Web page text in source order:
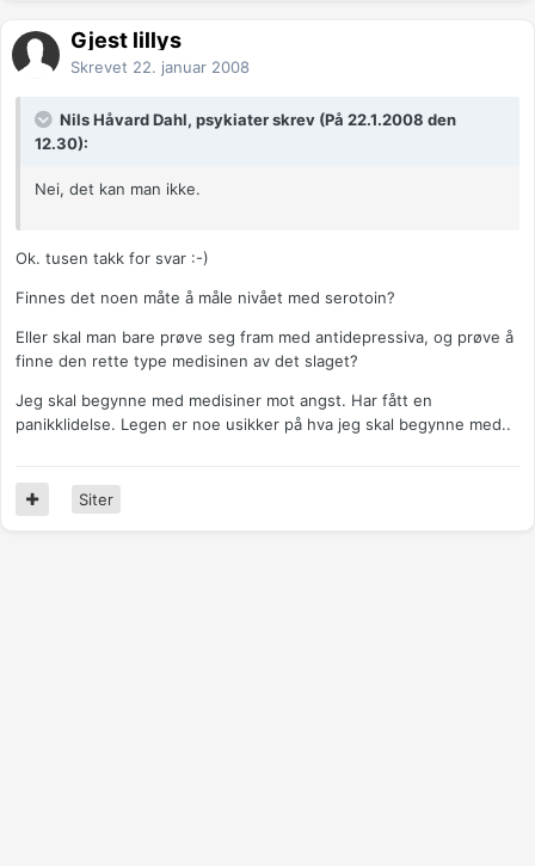
Gjest lillys
Skrevet 22. januar 2008
Nils Håvard Dahl, psykiater skrev (På 22.1.2008 den
12.30):
Nei, det kan man ikke.
Ok. tusen takk for svar :-)
Finnes det noen måte å måle nivået med serotoin?
Eller skal man bare prøve seg fram med antidepressiva, og prøve å
finne den rette type medisinen av det slaget?
Jeg skal begynne med medisiner mot angst. Har fått en
panikklidelse. Legen er noe usikker på hva jeg skal begynne med..
Siter